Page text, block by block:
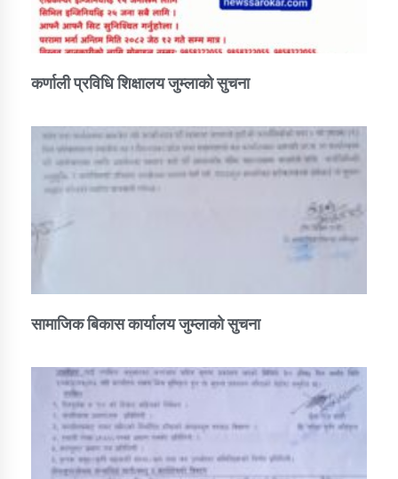
कर्णाली प्रविधि शिक्षालय जुम्लाको सुचना
सामाजिक बिकास कार्यालय जुम्लाकाे सुचना